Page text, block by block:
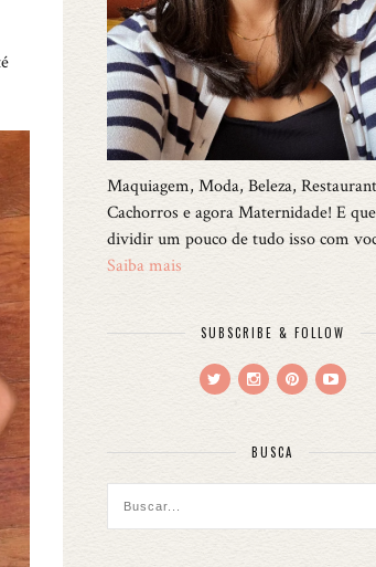
Maquiagem, Moda, Beleza,
Cachorros e agora Maternidade! E
dividir um pouco de tudo isso com
Saiba mais
SUBSCRIBE & FOLLOW
BUSCA